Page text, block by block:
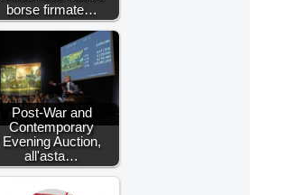
borse firmate…
Post-War and
Contemporary
Evening Auction,
all'asta…